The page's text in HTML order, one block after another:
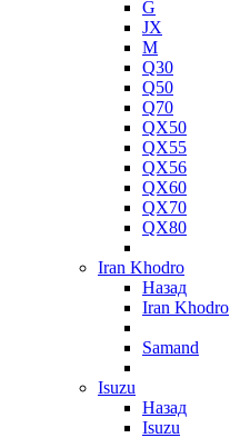
G
JX
M
Q30
Q50
Q70
QX50
QX55
QX56
QX60
QX70
QX80
Iran Khodro
Назад
Iran Khodro
Samand
Isuzu
Назад
Isuzu